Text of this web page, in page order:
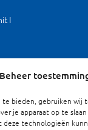
Beheer
te bieden, gebruiken wij
je apparaat op te
technologieën
I
9.00 en 17.00 uur)